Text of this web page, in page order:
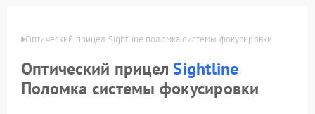
Оптический прицел Sightline поломка системы фокусировки
Оптический прицелSightline
Поломка системы фокусировки